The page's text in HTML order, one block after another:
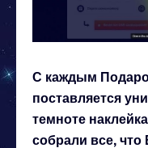
С каждым
поставляется
темноте
собрали все,